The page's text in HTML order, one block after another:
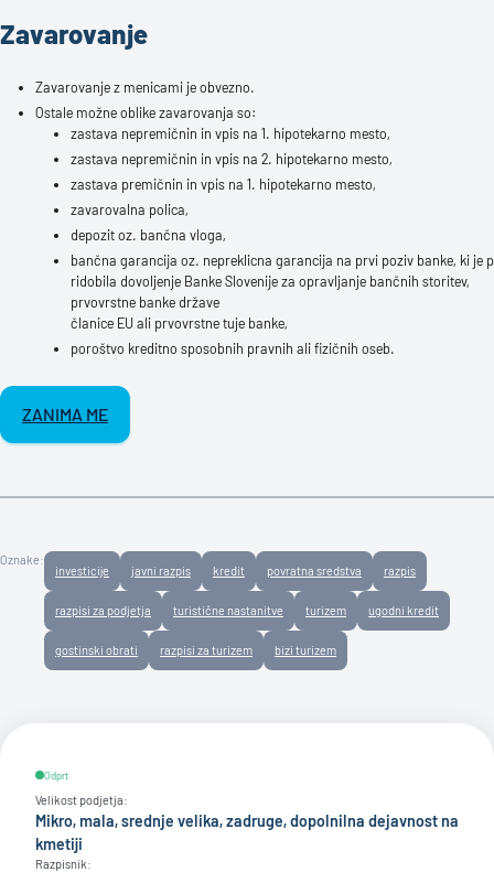
Zavarovanje
Zavarovanje z menicami je obvezno.
Ostale možne oblike zavarovanja so:
zastava nepremičnin in vpis na 1. hipotekarno mesto,
zastava nepremičnin in vpis na 2. hipotekarno mesto,
zastava premičnin in vpis na 1. hipotekarno mesto,
zavarovalna polica,
depozit oz. bančna vloga,
bančna garancija oz. nepreklicna garancija na prvi poziv banke, ki je p
ridobila dovoljenje Banke Slovenije za opravljanje bančnih storitev,
prvovrstne banke države
članice EU ali prvovrstne tuje banke,
poroštvo kreditno sposobnih pravnih ali fizičnih oseb.
ZANIMA ME
Oznake:
investicije javni razpis kredit povratna sredstva razpis
razpisi za podjetja turistične nastanitve turizem ugodni kredit
gostinski obrati razpisi za turizem bizi turizem
Odprt
Velikost podjetja:
Mikro, mala, srednje velika, zadruge, dopolnilna dejavnost na
kmetiji
Razpisnik: